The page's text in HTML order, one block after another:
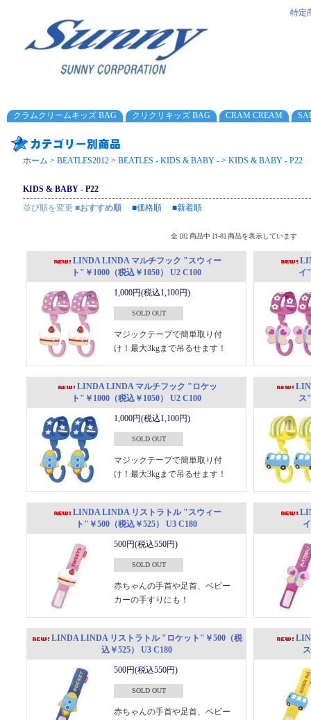
特定
クラムクリームキッズ BAG クリクリキッズ BAG CRAM CREAM
ホーム > BEATLES2012 > BEATLES - KIDS & BABY - > KIDS & BABY - P22
KIDS & BABY - P22
並び順を変更 ■おすすめ順 ■価格順 ■新着順
全 [8] 商品中 [1-8] 商品を表示しています
LINDA LINDA マルチフック "スウィー
ト"￥1000（税込￥1050） U2 C100
1,000円(税込1,100円)
SOLD OUT
マジックテープで簡単取り付
け！最大3kgまで吊るせます！
イ
LINDA LINDA マルチフック "ロケッ
ト"￥1000（税込￥1050） U2 C100
1,000円(税込1,100円)
SOLD OUT
マジックテープで簡単取り付
け！最大3kgまで吊るせます！
ス
LINDA LINDA リストラトル "スウィー
ト"￥500（税込￥525） U3 C180
500円(税込550円)
SOLD OUT
赤ちゃんの手首や足首、ベビー
カーの手すりにも！
LINDA LINDA リストラトル "ロケット"￥500（税
込￥525） U3 C180
500円(税込550円)
SOLD OUT
赤ちゃんの手首や足首、ベビー